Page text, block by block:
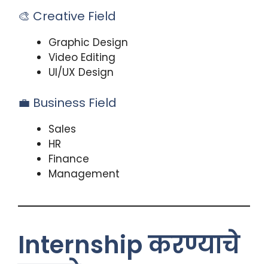
🎨 Creative Field
Graphic Design
Video Editing
UI/UX Design
💼 Business Field
Sales
HR
Finance
Management
Internship करण्याचे